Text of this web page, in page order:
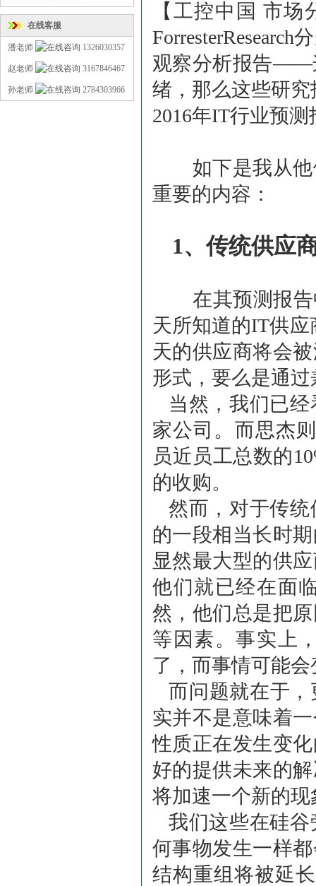
在线客服
潘老师 1326030357
赵老师 3167846467
孙老师 2784303966
【工控中国 市
观察分析报告——
绪，那么这些研
2016年IT行业预
如下是我从他
重要的内容：
1、传统供应
在其预测报告
天所知道的IT供
天的供应商将会
形式，要么是通
当然，我们已
家公司。而思杰
员近员工总数的
的收购。
然而，对于传
的一段相当长时
显然最大型的供
他们就已经在面
然，他们总是把
等因素。事实上
了，而事情可能
而问题就在于
实并不是意味着
性质正在发生变
好的提供未来的
将加速一个新的
我们这些在硅谷
何事物发生一样
结构重组将被延